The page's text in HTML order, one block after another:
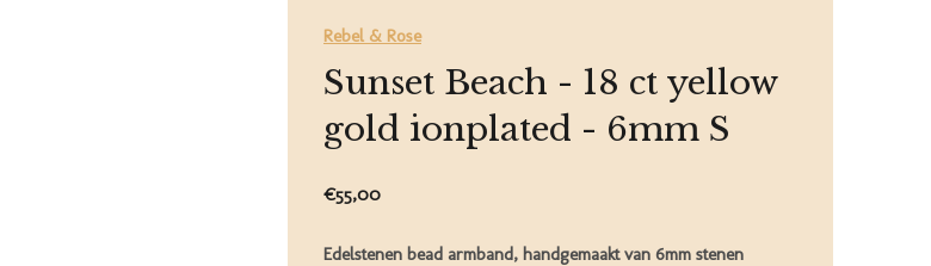
Rebel & Rose
Sunset Beach - 18 ct yellow
gold ionplated - 6mm S
€55,00
Edelstenen bead armband, handgemaakt van 6mm stenen